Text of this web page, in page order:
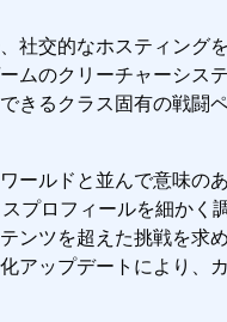
社交的なホスティング
ムのクリーチャーシ
るクラス固有の戦闘
ールドと並んで意味
プロフィールを細か
ンツを超えた挑戦を
アップデートにより、